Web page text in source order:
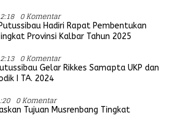
0 Komentar
Hadiri Rapat Pembentukan
Provinsi Kalbar Tahun 2025
0 Komentar
Gelar Rikkes Samapta UKP dan
I TA. 2024
0 Komentar
Tujuan Musrenbang Tingkat